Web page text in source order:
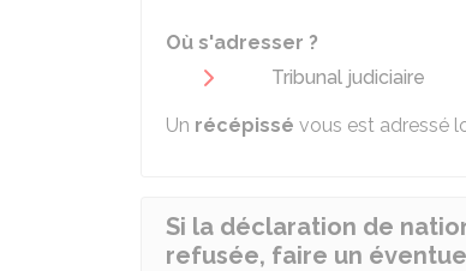
Où s'adresser ?
Tribunal judiciaire
Un récépissé vous est adressé
Si la déclaration de
refusée, faire un